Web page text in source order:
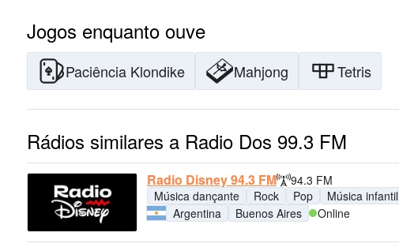
Jogos enquanto ouve
Paciência Klondike Mahjong Tetris
Rádios similares a Radio Dos 99.3 FM
Radio Disney 94.3 FM
94.3 FM
Música dançante
Rock Pop Música infantil
Argentina
Buenos Aires Online